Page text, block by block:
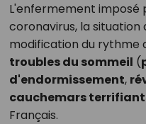
L'enfermement imposé
coronavirus, la situation
modification du rythme
troubles du sommeil (
d'endormissement,
cauchemars
Français.